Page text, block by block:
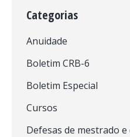
Categorias
Anuidade
Boletim CRB-6
Boletim Especial
Cursos
Defesas de mestrado